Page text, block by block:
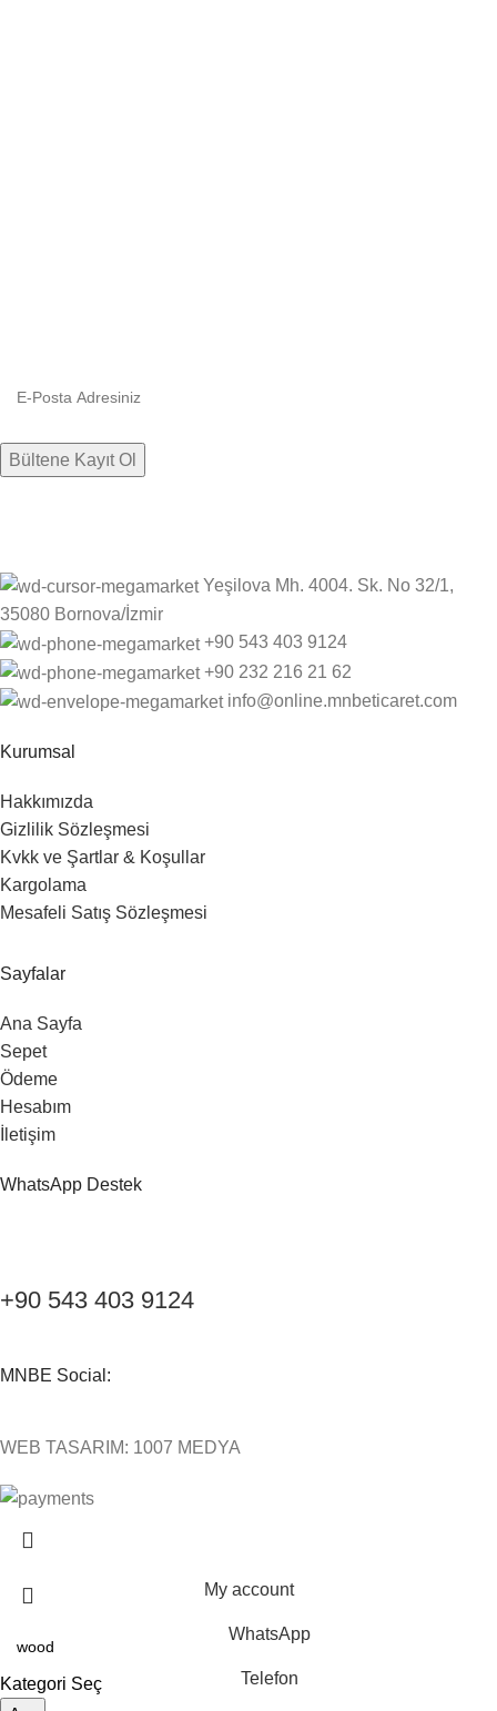
Yeşilova Mh. 4004. Sk. No 32/1,
35080 Bornova/İzmir
+90 543 403 9124
‎+90 232 216 21 62
info@online.mnbeticaret.com
Kurumsal
Hakkımızda
Gizlilik Sözleşmesi
Kvkk ve Şartlar & Koşullar
Kargolama
Mesafeli Satış Sözleşmesi
Sayfalar
Ana Sayfa
Sepet
Ödeme
Hesabım
İletişim
WhatsApp Destek
+90 543 403 9124
MNBE Social:
WEB TASARIM: 1007 MEDYA
Kategori Seç
My account
WhatsApp
Telefon